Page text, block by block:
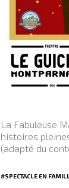
La Fabuleuse
histoires
(adapté du
#SPECTACLE EN